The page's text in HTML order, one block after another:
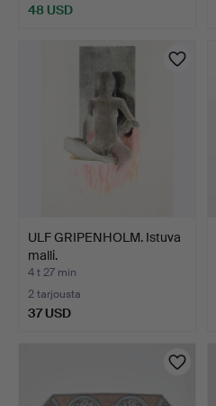
48 USD
ULF GRIPENHOLM. Istuva
malli.
4 t 27 min
2 tarjousta
37 USD